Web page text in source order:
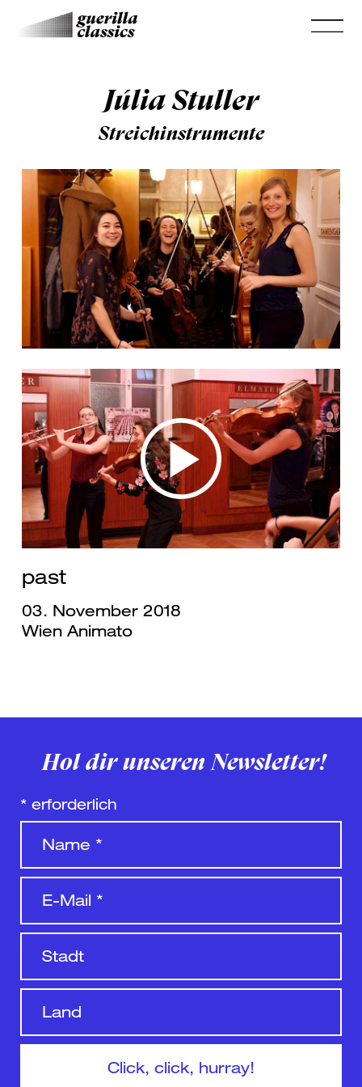
Júlia Stuller
Streichinstrumente
past
03. November 2018
Wien Animato
Hol dir unseren Newsletter!
* erforderlich